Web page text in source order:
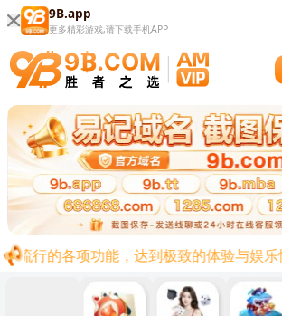
9B.app
更多精彩游戏,请下载手机APP
流行的各项功能，达到极致的体验与娱乐